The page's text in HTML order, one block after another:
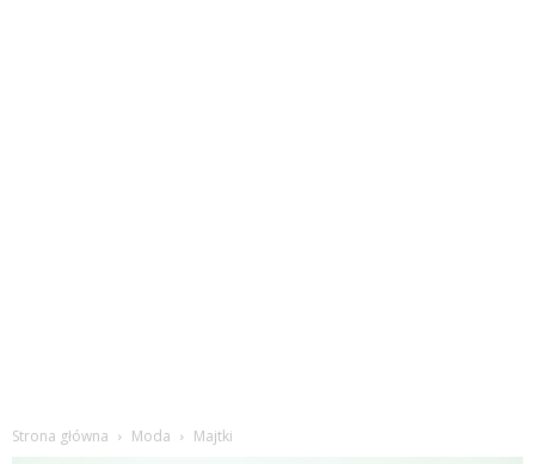
Strona główna Moda Majtki